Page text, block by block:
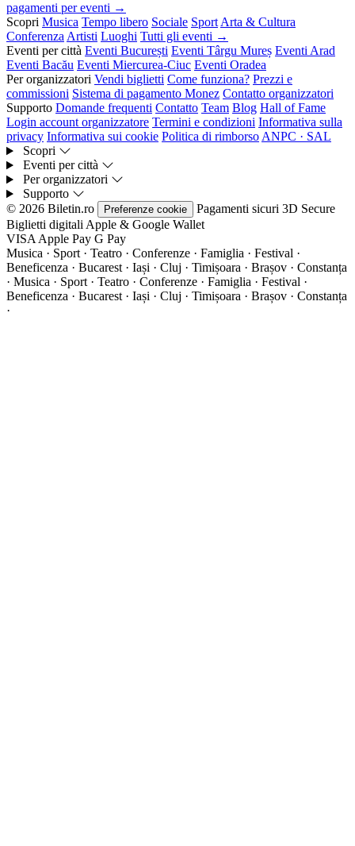
pagamenti per eventi →
Scopri Musica Tempo libero Sociale Sport Arta & Cultura
Conferenza Artisti Luoghi Tutti gli eventi →
Eventi per città Eventi București Eventi Târgu Mureș Eventi Arad
Eventi Bacău Eventi Miercurea-Ciuc Eventi Oradea
Per organizzatori Vendi biglietti Come funziona? Prezzi e
commissioni Sistema di pagamento Monez Contatto organizzatori
Supporto Domande frequenti Contatto Team Blog Hall of Fame
Login account organizzatore Termini e condizioni Informativa sulla
privacy Informativa sui cookie Politica di rimborso ANPC · SAL
Scopri
Eventi per città
Per organizzatori
Supporto
© 2026 Biletin.ro
Preferenze cookie Pagamenti sicuri 3D Secure
Biglietti digitali Apple & Google Wallet
VISA Apple Pay G Pay
Musica · Sport · Teatro · Conferenze · Famiglia · Festival ·
Beneficenza · Bucarest · Iași · Cluj · Timișoara · Brașov · Constanța
· Musica · Sport · Teatro · Conferenze · Famiglia · Festival ·
Beneficenza · Bucarest · Iași · Cluj · Timișoara · Brașov · Constanța
·